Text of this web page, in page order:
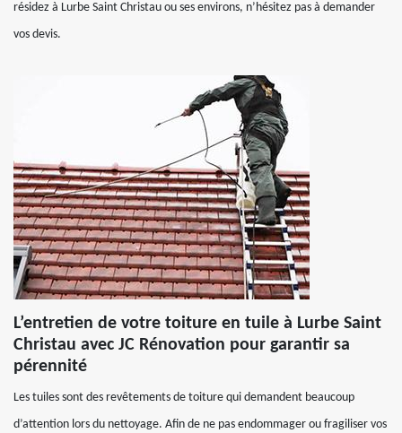
résidez à Lurbe Saint Christau ou ses environs, n’hésitez pas à demander
vos devis.
L’entretien de votre toiture en tuile à Lurbe Saint
Christau avec JC Rénovation pour garantir sa
pérennité
Les tuiles sont des revêtements de toiture qui demandent beaucoup
d’attention lors du nettoyage. Afin de ne pas endommager ou fragiliser vos